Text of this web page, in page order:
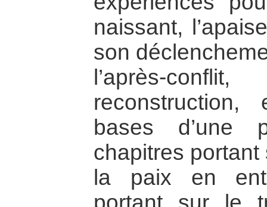
naissant,
son
l’après-
bases d’une
chapitres
la paix en